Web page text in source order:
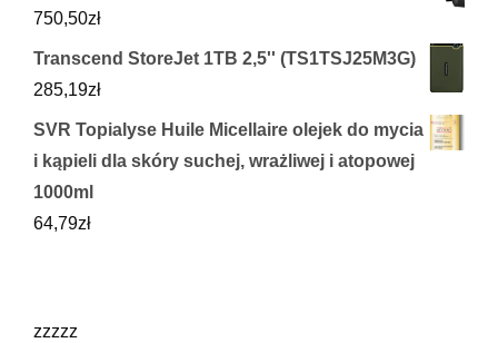
750,50zł
Transcend StoreJet 1TB 2,5'' (TS1TSJ25M3G)
285,19zł
SVR Topialyse Huile Micellaire olejek do mycia
i kąpieli dla skóry suchej, wrażliwej i atopowej
1000ml
64,79zł
zzzzz